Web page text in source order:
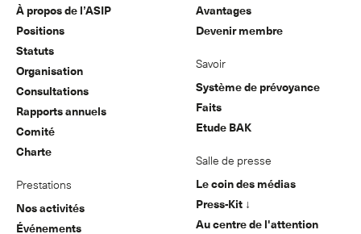
À propos de l’ASIP
Positions
Statuts
Organisation
Consultations
Rapports annuels
Comité
Charte
Prestations
Nos activités
Événements
Avantages
Devenir membre
Savoir
Système de prévoyance
Faits
Etude BAK
Salle de presse
Le coin des médias
Press-Kit ↓
Au centre de l'attention